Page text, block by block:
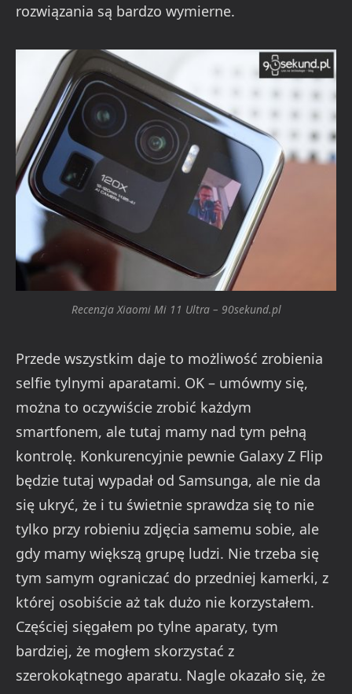
rozwiązania są bardzo wymierne.
Recenzja Xiaomi Mi 11 Ultra – 90sekund.pl
Przede wszystkim daje to możliwość zrobienia
selfie tylnymi aparatami. OK – umówmy się,
można to oczywiście zrobić każdym
smartfonem, ale tutaj mamy nad tym pełną
kontrolę. Konkurencyjnie pewnie Galaxy Z Flip
będzie tutaj wypadał od Samsunga, ale nie da
się ukryć, że i tu świetnie sprawdza się to nie
tylko przy robieniu zdjęcia samemu sobie, ale
gdy mamy większą grupę ludzi. Nie trzeba się
tym samym ograniczać do przedniej kamerki, z
której osobiście aż tak dużo nie korzystałem.
Częściej sięgałem po tylne aparaty, tym
bardziej, że mogłem skorzystać z
szerokokątnego aparatu. Nagle okazało się, że